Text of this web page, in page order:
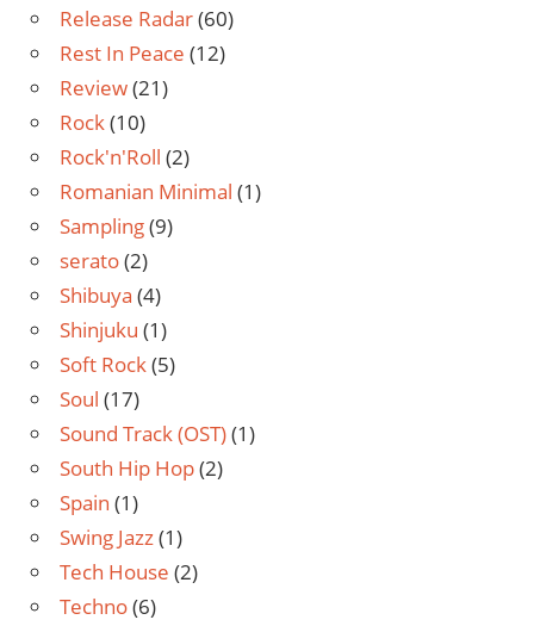
Release Radar(60)
Rest In Peace (12)
Review(21)
Rock(10)
Rock'n'Roll (2)
Romanian Minimal (1)
Sampling(9)
serato(2)
Shibuya (4)
Shinjuku (1)
Soft Rock(5)
Soul (17)
Sound Track (OST)(1)
South Hip Hop(2)
Spain (1)
Swing Jazz(1)
Tech House (2)
Techno(6)